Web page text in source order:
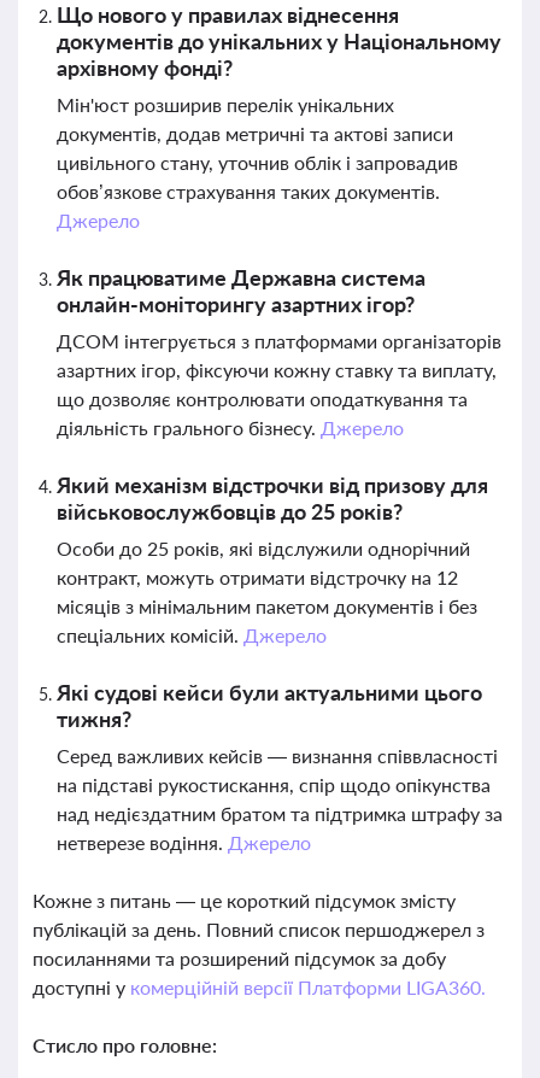
Що нового у правилах віднесення
документів до унікальних у Національному
архівному фонді?
Мін'юст розширив перелік унікальних
документів, додав метричні та актові записи
цивільного стану, уточнив облік і запровадив
обов’язкове страхування таких документів.
Джерело
Як працюватиме Державна система
онлайн-моніторингу азартних ігор?
ДСОМ інтегрується з платформами організаторів
азартних ігор, фіксуючи кожну ставку та виплату,
що дозволяє контролювати оподаткування та
діяльність грального бізнесу. Джерело
Який механізм відстрочки від призову для
військовослужбовців до 25 років?
Особи до 25 років, які відслужили однорічний
контракт, можуть отримати відстрочку на 12
місяців з мінімальним пакетом документів і без
спеціальних комісій. Джерело
Які судові кейси були актуальними цього
тижня?
Серед важливих кейсів — визнання співвласності
на підставі рукостискання, спір щодо опікунства
над недієздатним братом та підтримка штрафу за
нетверезе водіння. Джерело
Кожне з питань — це короткий підсумок змісту
публікацій за день. Повний список першоджерел з
посиланнями та розширений підсумок за добу
доступні у комерційній версії Платформи LIGA360.
Стисло про головне: